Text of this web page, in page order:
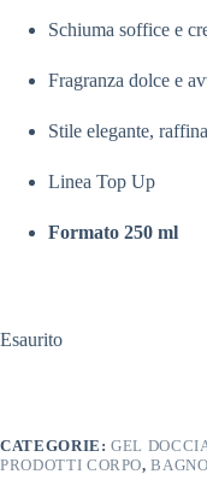
Schiuma soffice e
Fragranza dolce e
Stile elegante,
Linea Top Up
Formato 250 ml
Esaurito
CATEGORIE:GEL
PRODOTTI CORPO,